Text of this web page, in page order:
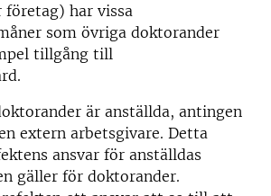
har vissa
som övriga doktorander
tillgång till
är anställda, antingen
extern arbetsgivare. Detta
ansvar för anställdas
gäller för doktorander.